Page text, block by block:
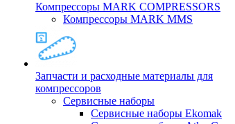
Компрессоры MARK COMPRESSORS
Компрессоры MARK MMS
Запчасти и расходные материалы для
компрессоров
Cервисные наборы
Сервисные наборы Ekomak